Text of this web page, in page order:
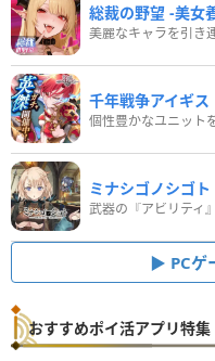
総裁の野望 -美女
美麗なキャラを引き
千年戦争アイギス
個性豊かなユニット
ミナシゴノシゴト
PCゲ
おすすめポイ活アプリ特集